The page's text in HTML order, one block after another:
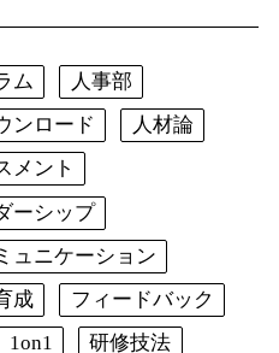
ム
人事部
ンロード
人材論
メント
ーシップ
ュニケーション
成
フィードバック
1on1
研修技法